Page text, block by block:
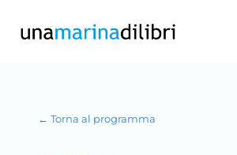
← Torna al programma